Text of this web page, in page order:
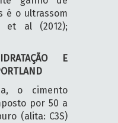
é o ultrassom
et al (2012);
E
o cimento
por 50 a
(alita: C3S)